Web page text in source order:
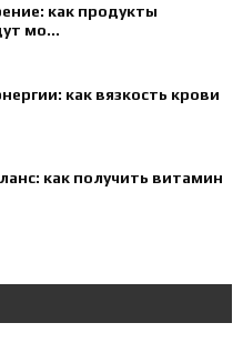
как продукты
мо...
как вязкость крови
как получить витамин